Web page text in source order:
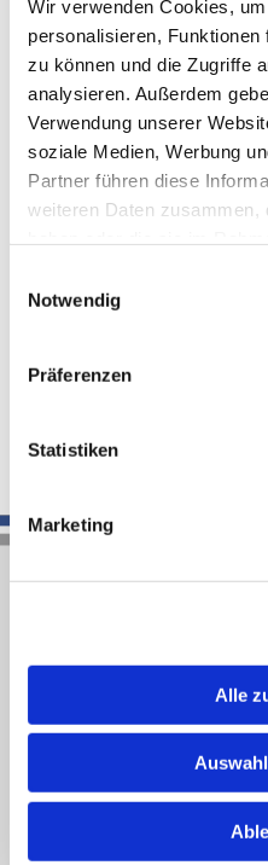
Wir verwenden Cookies,
personalisieren,
zu können und die Zugriffe
analysieren. Außerdem
Verwendung unserer
soziale Medien, Werbung
Partner führen diese
weiteren Daten zusammen,
Notwendig
Präferenzen
Statistiken
Marketing
Alle
Gehalt an. Wir helfen Ihnen in
Mitarbeitervergütungen,
Krankheitsfall, Reisekosten
Ihre Mitarbeiter gerne weiter.
und Gehalts- sowie, die
noch in Ihrem
Ergänzend unterstützen und
Sozialversicherungsprüfungen
modernste Software, um auch
In meiner Kanzlei steht der
unser Kontaktformular.